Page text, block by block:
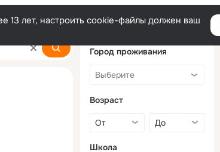
13 лет, настроить cookie-файлы должен ваш
Город проживания
Возраст
Школа